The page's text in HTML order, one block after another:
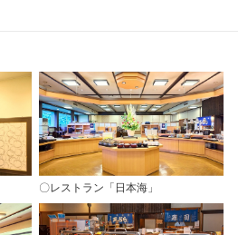
〇レストラン「日本海」